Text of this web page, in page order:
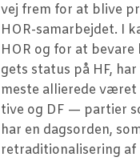
vej frem for at bli­ve
HOR-sam­ar­bej­det. I
HOR og for at
gets sta­tus på HF,
me­ste alli­e­re­de været
ti­ve og DF — par­ti­er
har en dags­or­den,
retra­di­tio­na­li­se­ring af